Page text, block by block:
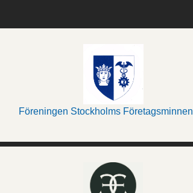
Föreningen Stockholms Företagsminnen